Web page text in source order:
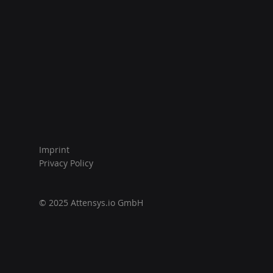
Imprint
Privacy Policy
© 2025 Attensys.io GmbH